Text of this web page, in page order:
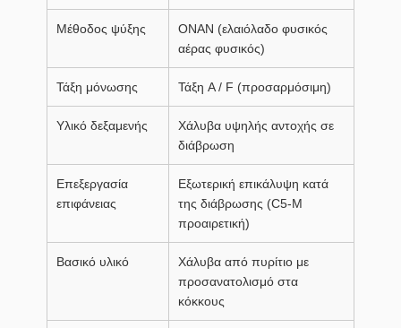
Μέθοδος ψύξης
ΟΝΑΝ (ελαιόλαδο φυσικός
αέρας φυσικός)
Τάξη μόνωσης Τάξη A / F (προσαρμόσιμη)
Υλικό δεξαμενής
Χάλυβα υψηλής αντοχής σε
διάβρωση
Επεξεργασία
επιφάνειας
Εξωτερική επικάλυψη κατά
της διάβρωσης (C5-M
προαιρετική)
Βασικό υλικό
Χάλυβα από πυρίτιο με
προσανατολισμό στα
κόκκους